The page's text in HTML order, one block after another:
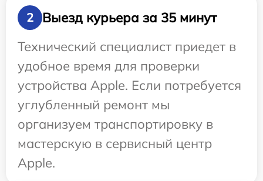
2
Выезд курьера за 35 минут
Технический специалист приедет в
удобное время для проверки
устройства Apple. Если потребуется
углубленный ремонт мы
организуем транспортировку в
мастерскую в сервисный центр
Apple.